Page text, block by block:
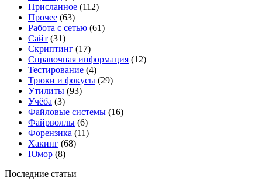
Присланное (112)
Прочее (63)
Работа с сетью (61)
Сайт (31)
Скриптинг (17)
Справочная информация (12)
Тестирование (4)
Трюки и фокусы (29)
Утилиты (93)
Учёба (3)
Файловые системы (16)
Файрволлы (6)
Форензика (11)
Хакинг (68)
Юмор (8)
Последние статьи